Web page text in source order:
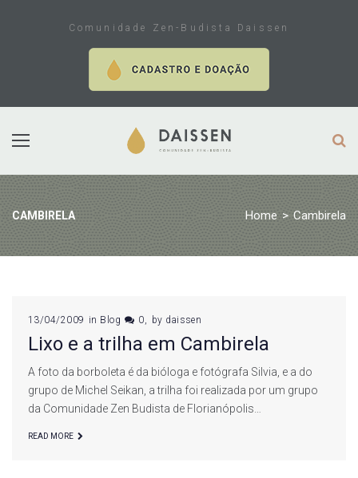
Comunidade Zen-Budista Daissen
CAMBIRELA Home > Cambirela
Tag:
Cambirela
13/04/2009 in Blog 0 by daissen
Lixo e a trilha em Cambirela
A foto da borboleta é da bióloga e fotógrafa Silvia, e a do
grupo de Michel Seikan, a trilha foi realizada por um grupo
da Comunidade Zen Budista de Florianópolis…
READ MORE